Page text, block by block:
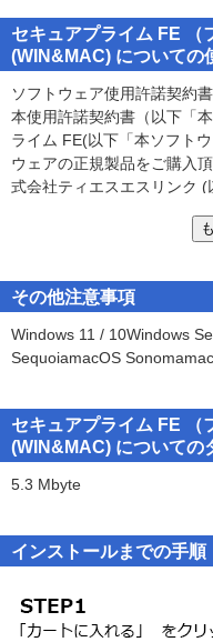
確認できます。
●Windowsでは、暗号化ファ
●多言語対応しています。
（日本語環境以外では、ダ
で表示されます）
●複数ファイルやフォルダ
化できます。
●暗号化時に圧縮してファ
■バージョンアップ点■
2017年10月10日発売の
■Windows版 ----- 変更あり
■Mac版 ----- macOS
※本製品は、OpenSSL
によって開発されたソフト
*This product includes
for use in the OpenSSL
■動作環境■
●対応OS：
○Windows 10 / 8.1 / 7
○Windows Server 2012 R2
○macOS Mojave / macOS
Capitan
●暗号化アルゴリズム：
●本製品は、ティエスエス
います。
よって開発されたソフトウ
*This product includes
■サポート窓口■
●操作に関するわからない
い。
●ヘルプ／FAQで解決できな
詳細は購入された製品プロ
い」（readme.txt）に記載し
セキュアプライム FE
(WIN&MAC) についての
ソフトウェア使用許諾契約書
本使用許諾契約書（以下「
ライム FE(以下「本ソフト
ウェアの正規製品をご購入
式会社ティエスエスリンク
にインストールした時点で
ことはできません。本ソフ
よびそれに関連したドキュ
インで提供される電子文書
諾します。
１．本ソフトウェアの使用
お客様は、TSS LINKが、本
ずれかのライセンス条件で
A.「ユーザライセンス」
本ソフトウェアを、購入ラ
B.「PCライセンス」
本ソフトウェアを、購入ラ
その他注意事項
Windows 11 / 10Windows
SequoiamacOS
セキュアプライム FE
(WIN&MAC) についての
5.3 Mbyte
インストールまでの手順